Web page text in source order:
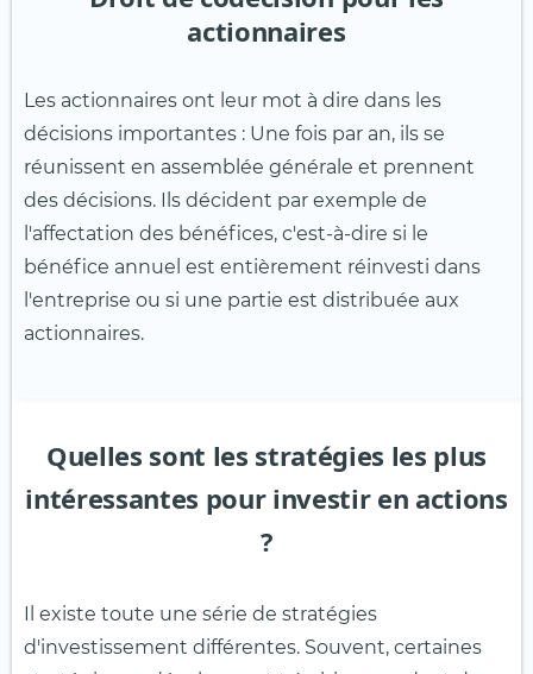
actionnaires
Les actionnaires ont leur mot à dire dans les
décisions importantes : Une fois par an, ils se
réunissent en assemblée générale et prennent
des décisions. Ils décident par exemple de
l'affectation des bénéfices, c'est-à-dire si le
bénéfice annuel est entièrement réinvesti dans
l'entreprise ou si une partie est distribuée aux
actionnaires.
Quelles sont les stratégies les plus
intéressantes pour investir en actions
?
Il existe toute une série de stratégies
d'investissement différentes. Souvent, certaines